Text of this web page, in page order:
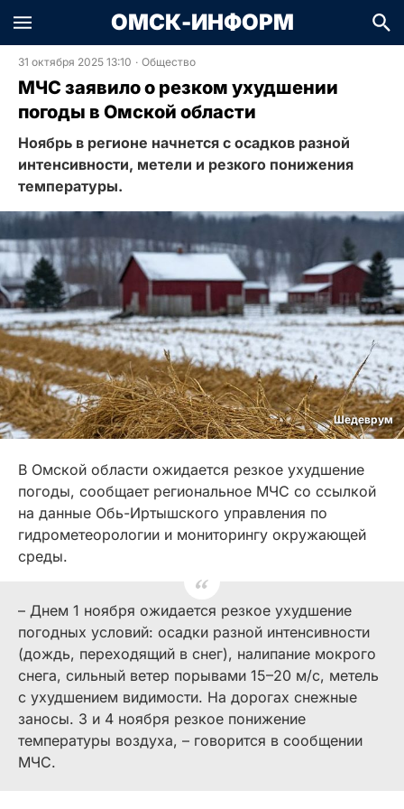
ОМСК-ИНФОРМ
31 октября 2025 13:10 · Общество
МЧС заявило о резком ухудшении
погоды в Омской области
Ноябрь в регионе начнется с осадков разной
интенсивности, метели и резкого понижения
температуры.
Шедеврум
В Омской области ожидается резкое ухудшение
погоды, сообщает региональное МЧС со ссылкой
на данные Обь-Иртышского управления по
гидрометеорологии и мониторингу окружающей
среды.
– Днем 1 ноября ожидается резкое ухудшение
погодных условий: осадки разной интенсивности
(дождь, переходящий в снег), налипание мокрого
снега, сильный ветер порывами 15–20 м/с, метель
с ухудшением видимости. На дорогах снежные
заносы. 3 и 4 ноября резкое понижение
температуры воздуха, – говорится в сообщении
МЧС.